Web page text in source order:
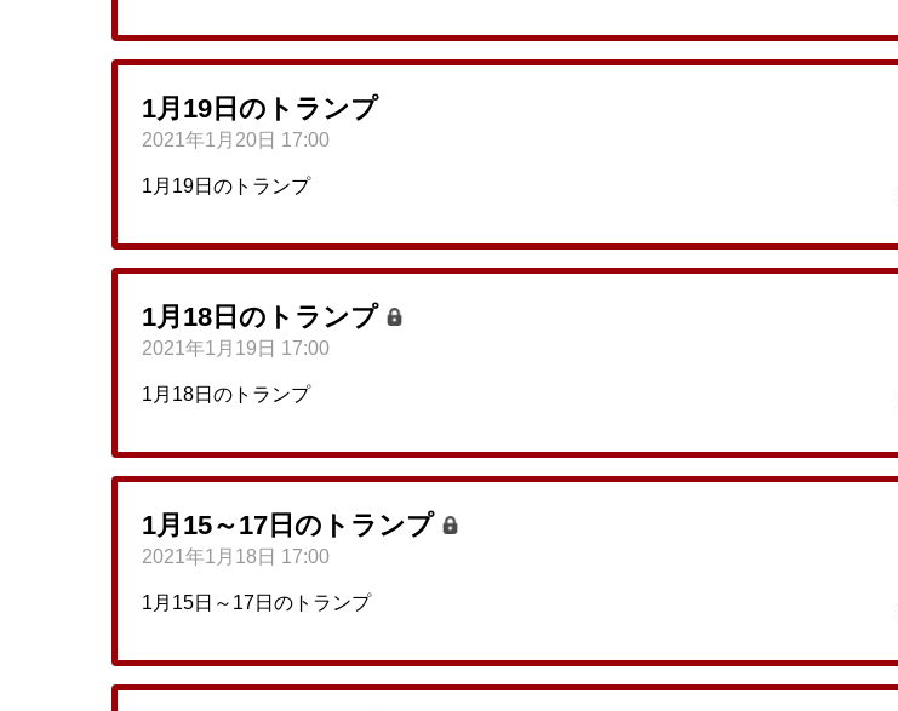
1月19日のトランプ
2021年1月20日 17:00
1月19日のトランプ
1月18日のトランプ
2021年1月19日 17:00
1月18日のトランプ
1月15～17日のトランプ
2021年1月18日 17:00
1月15日～17日のトランプ